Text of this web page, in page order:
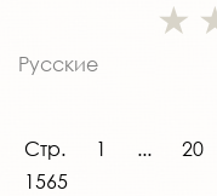
Русские
Стр. 1 ... 20
1565